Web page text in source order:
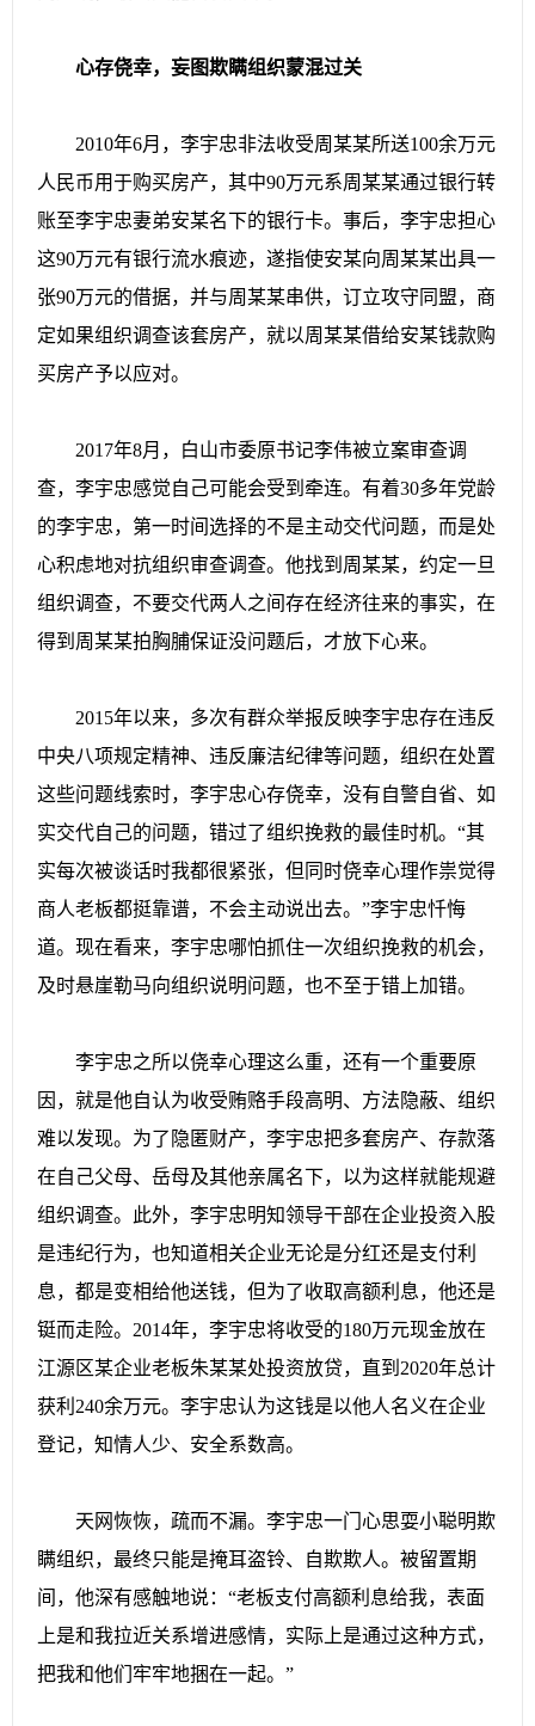
心存侥幸，妄图欺瞒组织蒙混过关
2010年6月，李宇忠非法收受周某某所送100余万元
人民币用于购买房产，其中90万元系周某某通过银行转
账至李宇忠妻弟安某名下的银行卡。事后，李宇忠担心
这90万元有银行流水痕迹，遂指使安某向周某某出具一
张90万元的借据，并与周某某串供，订立攻守同盟，商
定如果组织调查该套房产，就以周某某借给安某钱款购
买房产予以应对。
2017年8月，白山市委原书记李伟被立案审查调
查，李宇忠感觉自己可能会受到牵连。有着30多年党龄
的李宇忠，第一时间选择的不是主动交代问题，而是处
心积虑地对抗组织审查调查。他找到周某某，约定一旦
组织调查，不要交代两人之间存在经济往来的事实，在
得到周某某拍胸脯保证没问题后，才放下心来。
2015年以来，多次有群众举报反映李宇忠存在违反
中央八项规定精神、违反廉洁纪律等问题，组织在处置
这些问题线索时，李宇忠心存侥幸，没有自警自省、如
实交代自己的问题，错过了组织挽救的最佳时机。“其
实每次被谈话时我都很紧张，但同时侥幸心理作祟觉得
商人老板都挺靠谱，不会主动说出去。”李宇忠忏悔
道。现在看来，李宇忠哪怕抓住一次组织挽救的机会，
及时悬崖勒马向组织说明问题，也不至于错上加错。
李宇忠之所以侥幸心理这么重，还有一个重要原
因，就是他自认为收受贿赂手段高明、方法隐蔽、组织
难以发现。为了隐匿财产，李宇忠把多套房产、存款落
在自己父母、岳母及其他亲属名下，以为这样就能规避
组织调查。此外，李宇忠明知领导干部在企业投资入股
是违纪行为，也知道相关企业无论是分红还是支付利
息，都是变相给他送钱，但为了收取高额利息，他还是
铤而走险。2014年，李宇忠将收受的180万元现金放在
江源区某企业老板朱某某处投资放贷，直到2020年总计
获利240余万元。李宇忠认为这钱是以他人名义在企业
登记，知情人少、安全系数高。
天网恢恢，疏而不漏。李宇忠一门心思耍小聪明欺
瞒组织，最终只能是掩耳盗铃、自欺欺人。被留置期
间，他深有感触地说：“老板支付高额利息给我，表面
上是和我拉近关系增进感情，实际上是通过这种方式，
把我和他们牢牢地捆在一起。”